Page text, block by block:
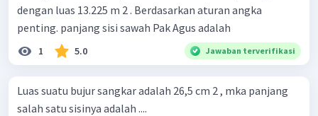
dengan luas 13.225 m 2 . Berdasarkan aturan angka
penting. panjang sisi sawah Pak Agus adalah
1 5.0 Jawaban terverifikasi
Luas suatu bujur sangkar adalah 26,5 cm 2 , mka panjang
salah satu sisinya adalah ....